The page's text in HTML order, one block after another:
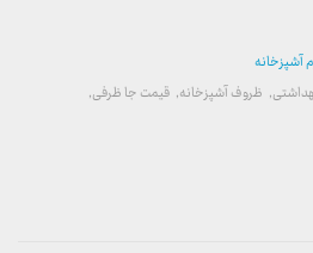
آشپزخانه
, ظروف آشپزخانه, قیمت جا ظرفی,